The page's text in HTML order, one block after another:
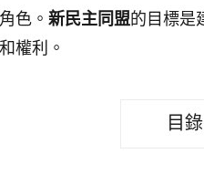
色。 新民主同盟的目標是
權利。
目錄